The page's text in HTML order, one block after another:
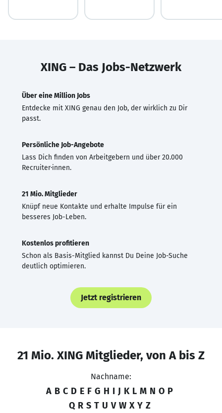
XING – Das Jobs-Netzwerk
Über eine Million Jobs
Entdecke mit XING genau den Job, der wirklich zu Dir
passt.
Persönliche Job-Angebote
Lass Dich finden von Arbeitgebern und über 20.000
Recruiter·innen.
21 Mio. Mitglieder
Knüpf neue Kontakte und erhalte Impulse für ein
besseres Job-Leben.
Kostenlos profitieren
Schon als Basis-Mitglied kannst Du Deine Job-Suche
deutlich optimieren.
Jetzt registrieren
21 Mio. XING Mitglieder, von A bis Z
Nachname:
A B C D E F G H I J K L M N O P
Q R S T U V W X Y Z